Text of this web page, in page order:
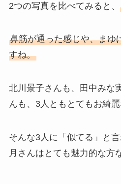
2つの写真を比べてみると、
鼻筋が通った感じや、まゆ
すね。
北川景子さんも、田中みな
んも、3人ともとてもお綺麗
そんな3人に「似てる」と
月さんはとても魅力的な方